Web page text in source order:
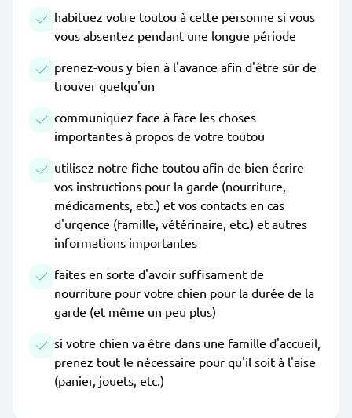
habituez votre toutou à cette personne si vous
vous absentez pendant une longue période
prenez-vous y bien à l'avance afin d'être sûr de
trouver quelqu'un
communiquez face à face les choses
importantes à propos de votre toutou
utilisez notre fiche toutou afin de bien écrire
vos instructions pour la garde (nourriture,
médicaments, etc.) et vos contacts en cas
d'urgence (famille, vétérinaire, etc.) et autres
informations importantes
faites en sorte d'avoir suffisament de
nourriture pour votre chien pour la durée de la
garde (et même un peu plus)
si votre chien va être dans une famille d'accueil,
prenez tout le nécessaire pour qu'il soit à l'aise
(panier, jouets, etc.)